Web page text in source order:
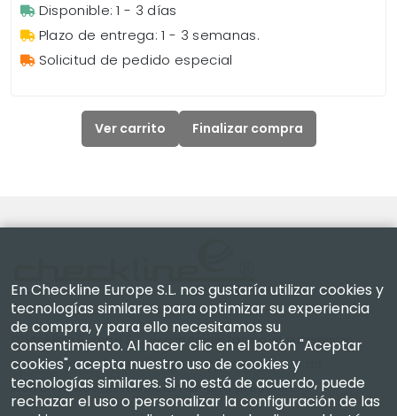
Disponible: 1 - 3 días
Plazo de entrega: 1 - 3 semanas.
Solicitud de pedido especial
Ver carrito Finalizar compra
Checkline Europe S.L. — especialistas en el suministro,
la calibración, la certificación y la reparación de
instrumentos de medición de alta precisión.
En Checkline Europe S.L. nos gustaría utilizar cookies y
tecnologías similares para optimizar su experiencia
de compra, y para ello necesitamos su
consentimiento. Al hacer clic en el botón "Aceptar
cookies", acepta nuestro uso de cookies y
tecnologías similares. Si no está de acuerdo, puede
rechazar el uso o personalizar la configuración de las